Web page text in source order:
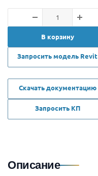
В корзину
Запросить модель Revit
Скачать документацию
Запросить КП
Описание